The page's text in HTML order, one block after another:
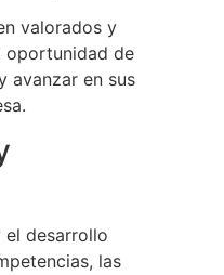
valorados y
oportunidad de
avanzar en sus
el desarrollo
las